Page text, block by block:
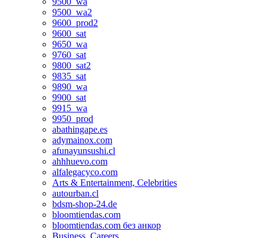
9500_wa2
9600_prod2
9600_sat
9650_wa
9760_sat
9800_sat2
9835_sat
9890_wa
9900_sat
9915_wa
9950_prod
abathingape.es
adymainox.com
afunayunsushi.cl
ahhhuevo.com
alfalegacyco.com
Arts & Entertainment, Celebrities
autourban.cl
bdsm-shop-24.de
bloomtiendas.com
bloomtiendas.com без анкор
Business, Careers